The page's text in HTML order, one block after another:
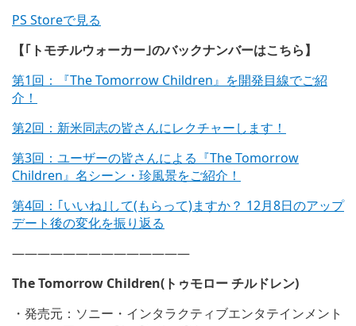
PS Storeで見る
【｢トモチルウォーカー｣のバックナンバーはこちら】
第1回：『The Tomorrow Children』を開発目線でご紹
介！
第2回：新米同志の皆さんにレクチャーします！
第3回：ユーザーの皆さんによる『The Tomorrow
Children』名シーン・珍風景をご紹介！
第4回：｢いいね｣して(もらって)ますか？ 12月8日のアップ
デート後の変化を振り返る
——————————————
The Tomorrow Children(トゥモロー チルドレン)
・発売元：ソニー・インタラクティブエンタテインメント